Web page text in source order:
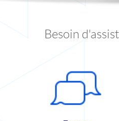
Besoin